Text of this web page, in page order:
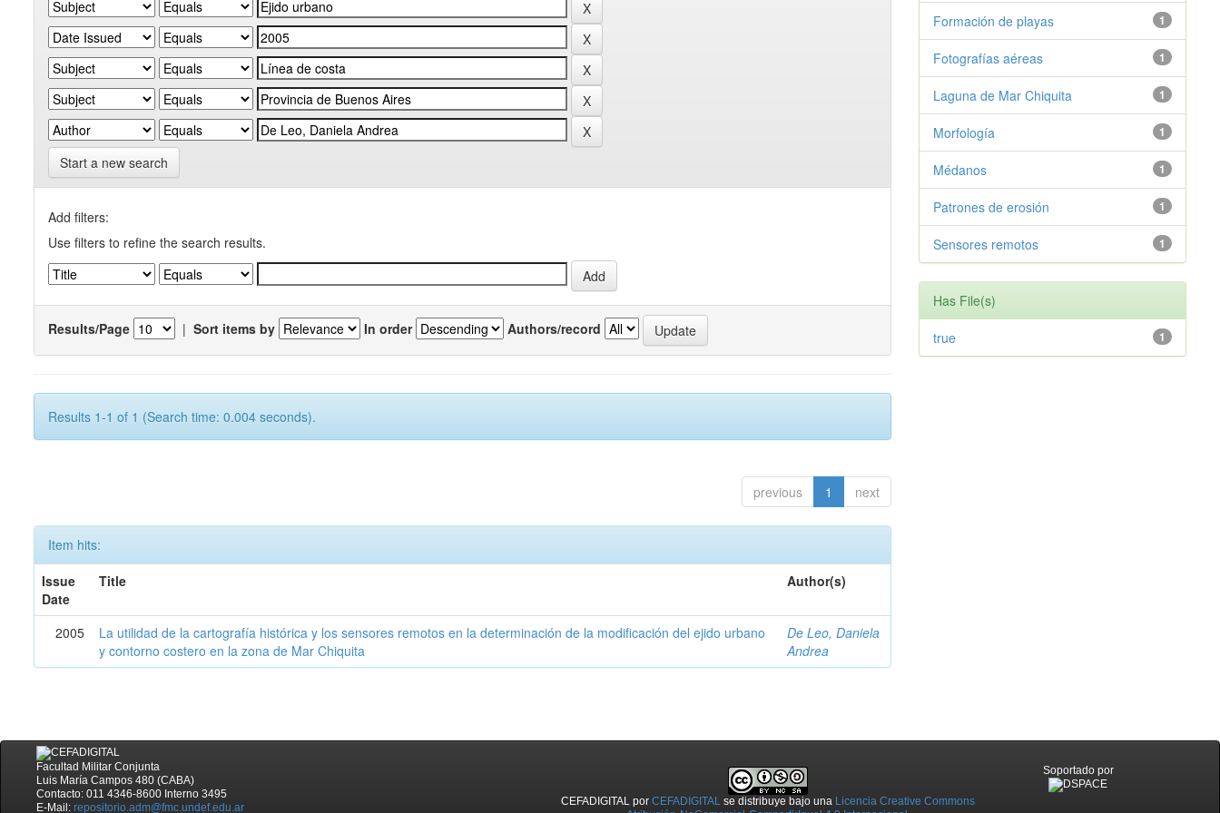
Start a new search
Add filters:
Use filters to refine the search results.
Results/Page | Sort items by In order Authors/record
Results 1-1 of 1 (Search time: 0.004 seconds).
previous 1 next
Item hits:
Issue
Date
Title Author(s)
2005
La utilidad de la cartografía histórica y los sensores remotos en la determinación de la modificación del ejido urbano
y contorno costero en la zona de Mar Chiquita
De Leo, Daniela
Andrea
1
Formación de playas
1
Fotografías aéreas
1
Laguna de Mar Chiquita
1
Morfología
1
Médanos
1
Patrones de erosión
1
Sensores remotos
Has File(s)
1
true
Facultad Militar Conjunta
Luis María Campos 480 (CABA)
Contacto: 011 4346-8600 Interno 3495
E-Mail: repositorio.adm@fmc.undef.edu.ar CEFADIGITAL porCEFADIGITAL se distribuye bajo una Licencia Creative Commons
Soportado por